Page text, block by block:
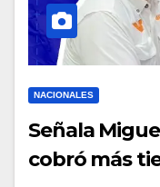
NACIONALES
Señala
cobró más